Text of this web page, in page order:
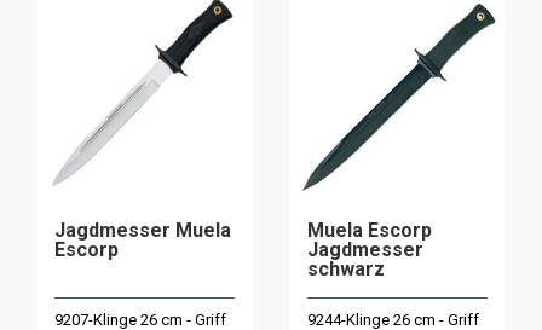
Jagdmesser Muela
Escorp
9207-Klinge 26 cm - Griff
Muela Escorp
Jagdmesser
schwarz
9244-Klinge 26 cm - Griff